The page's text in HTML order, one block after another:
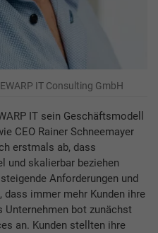
IT Consulting GmbH
IT sein Geschäftsmodell
CEO Rainer Schneemayer
erstmals ab, dass
und skalierbar beziehen
Anforderungen und
immer mehr Kunden ihre
Unternehmen bot zunächst
an. Kunden stellten ihre